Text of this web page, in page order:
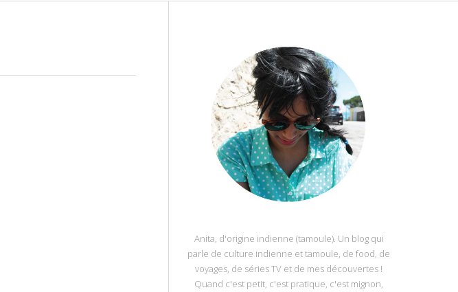
Anita, d'origine indienne (tamoule). Un blog qui
parle de culture indienne et tamoule, de food, de
voyages, de séries TV et de mes découvertes !
Quand c'est petit, c'est pratique, c'est mignon,